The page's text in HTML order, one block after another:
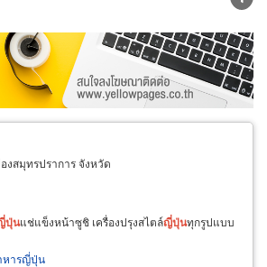
ยปลีก ผู้ผลิต
ตัวแทนจัดจำหน่าย
ธุรกิจบริการ
งสมุทรปราการ จังหวัด
ปุ่นแช่แข็งหน้าซูชิ เครื่องปรุงสไตล์ญี่ปุ่นทุกรูปแบบ
ารญี่ปุ่น